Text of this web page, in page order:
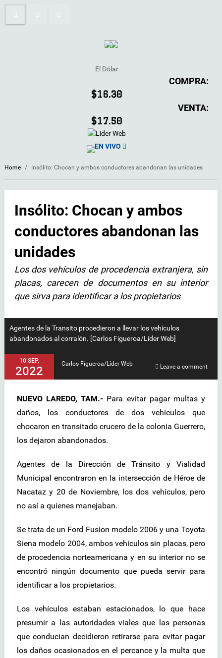
El Dólar
COMPRA:
$16.30
VENTA:
$17.50
EN VIVO
Home / Insólito: Chocan y ambos conductores abandonan las unidades
Insólito: Chocan y ambos
conductores abandonan las
unidades
Los dos vehículos de procedencia extranjera, sin
placas, carecen de documentos en su interior
que sirva para identificar a los propietarios
Agentes de la Transito procedieron a llevar los vehículos
abandonados al corralón. [Carlos Figueroa/Líder Web]
10 SEP,
2022
Carlos Figueroa/Líder Web Leave a comment
NUEVO LAREDO, TAM.- Para evitar pagar multas y
daños, los conductores de dos vehículos que
chocaron en transitado crucero de la colonia Guerrero,
los dejaron abandonados.
Agentes de la Dirección de Tránsito y Vialidad
Municipal encontraron en la intersección de Héroe de
Nacataz y 20 de Noviembre, los dos vehículos, pero
no así a quienes manejaban.
Se trata de un Ford Fusion modelo 2006 y una Toyota
Siena modelo 2004, ambos vehículos sin placas, pero
de procedencia norteamericana y en su interior no se
encontró ningún documento que pueda servir para
identificar a los propietarios.
Los vehículos estaban estacionados, lo que hace
presumir a las autoridades viales que las personas
que conducían decidieron retirarse para evitar pagar
los daños ocasionados en el percance y la multa que